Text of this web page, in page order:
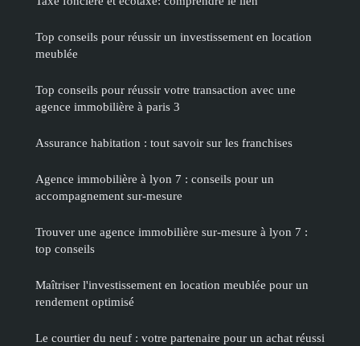
Top conseils pour réussir un investissement en location
meublée
Top conseils pour réussir votre transaction avec une
agence immobilière à paris 3
Assurance habitation : tout savoir sur les franchises
Agence immobilière à lyon 7 : conseils pour un
accompagnement sur-mesure
Trouver une agence immobilière sur-mesure à lyon 7 :
top conseils
Maîtriser l'investissement en location meublée pour un
rendement optimisé
Le courtier du neuf : votre partenaire pour un achat réussi